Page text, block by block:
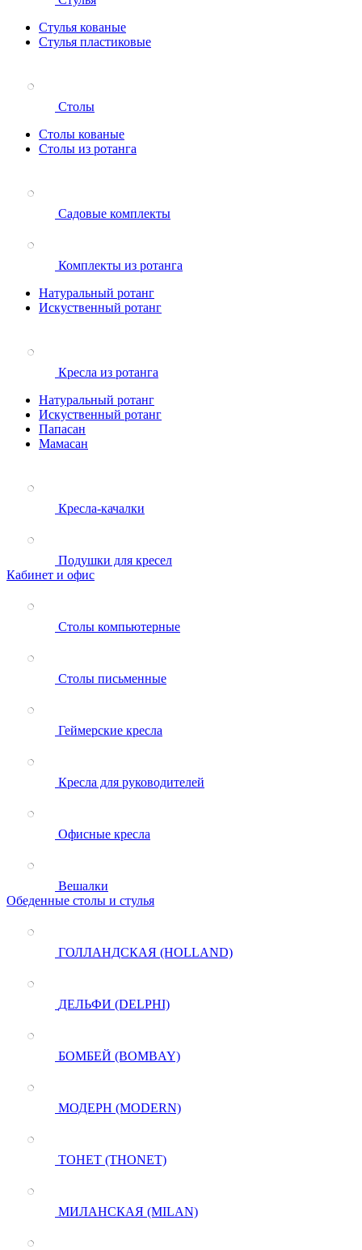
Стулья кованые
Стулья пластиковые
Столы
Столы кованые
Столы из ротанга
Садовые комплекты
Комплекты из ротанга
Натуральный ротанг
Искуственный ротанг
Кресла из ротанга
Натуральный ротанг
Искуственный ротанг
Папасан
Мамасан
Кресла-качалки
Подушки для кресел
Кабинет и офис
Столы компьютерные
Столы письменные
Геймерские кресла
Кресла для руководителей
Офисные кресла
Вешалки
Обеденные столы и стулья
ГОЛЛАНДСКАЯ (HOLLAND)
ДЕЛЬФИ (DELPHI)
БОМБЕЙ (BOMBAY)
МОДЕРН (MODERN)
ТОНЕТ (THONET)
МИЛАНСКАЯ (MILAN)